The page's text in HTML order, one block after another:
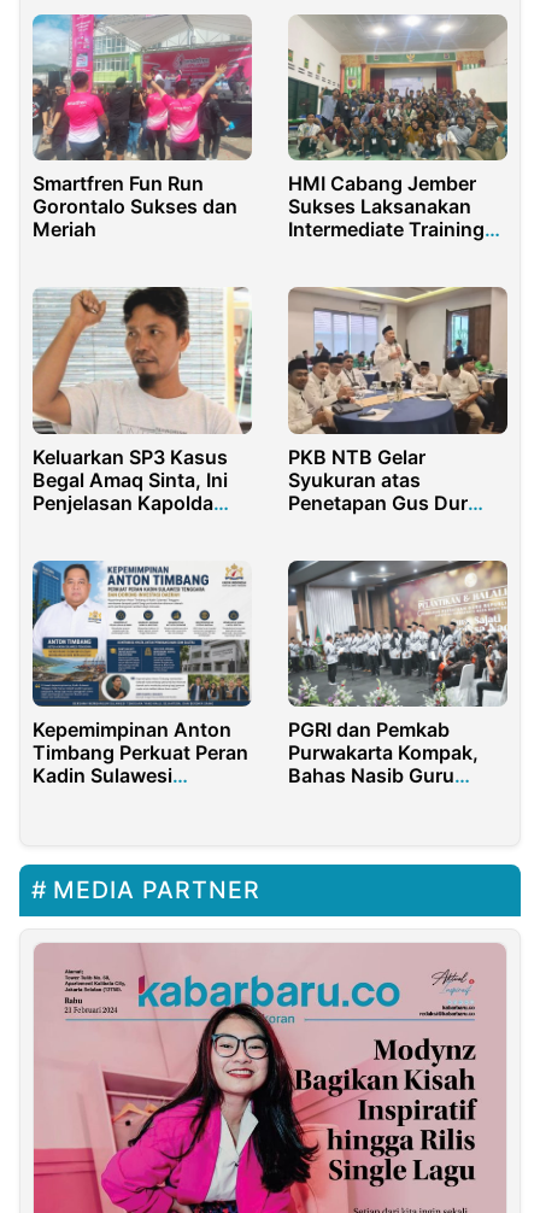
Smartfren Fun Run
Gorontalo Sukses dan
Meriah
HMI Cabang Jember
Sukses Laksanakan
Intermediate Training
Keluarkan SP3 Kasus
Begal Amaq Sinta, Ini
Penjelasan Kapolda
PKB NTB Gelar
Syukuran atas
Penetapan Gus Dur
Kepemimpinan Anton
Timbang Perkuat Peran
Kadin Sulawesi
PGRI dan Pemkab
Purwakarta Kompak,
Bahas Nasib Guru
MEDIA PARTNER